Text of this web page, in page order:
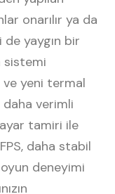
onarılır ya da
de yaygın bir
sistemi
yeni termal
daha verimli
tamiri ile
daha stabil
deneyimi